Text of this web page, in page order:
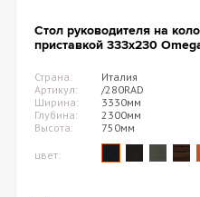
Стол руководителя на
приставкой 333х230
Страна:
Италия
Артикул:
/280RAD
Ширина:
3330мм
Глубина:
2300мм
Высота:
750мм
цвет: